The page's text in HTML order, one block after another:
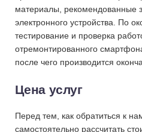
материалы, рекомендованные
электронного устройства. По
тестирование и проверка
отремонтированного
после чего производится
Цена услуг
Перед тем, как обратиться к
самостоятельно рассчитать